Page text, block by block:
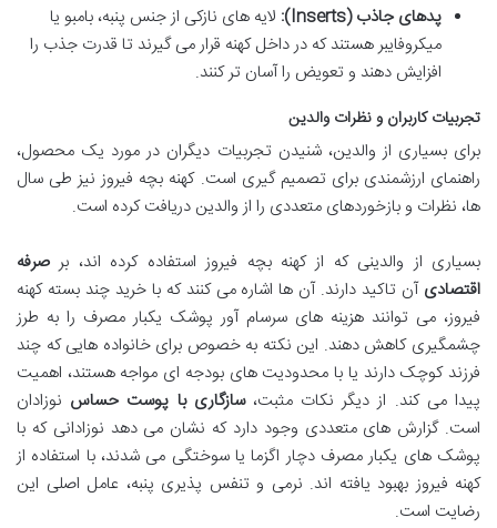
پدهای جاذب (Inserts):
لایه های نازکی از جنس پنبه، بامبو یا
میکروفایبر هستند که در داخل کهنه قرار می گیرند تا قدرت جذب را
افزایش دهند و تعویض را آسان تر کنند.
تجربیات کاربران و نظرات والدین
برای بسیاری از والدین، شنیدن تجربیات دیگران در مورد یک محصول،
راهنمای ارزشمندی برای تصمیم گیری است. کهنه بچه فیروز نیز طی سال
ها، نظرات و بازخوردهای متعددی را از والدین دریافت کرده است.
بسیاری از والدینی که از کهنه بچه فیروز استفاده کرده اند، بر صرفه
اقتصادی آن تاکید دارند. آن ها اشاره می کنند که با خرید چند بسته کهنه
فیروز، می توانند هزینه های سرسام آور پوشک یکبار مصرف را به طرز
چشمگیری کاهش دهند. این نکته به خصوص برای خانواده هایی که چند
فرزند کوچک دارند یا با محدودیت های بودجه ای مواجه هستند، اهمیت
پیدا می کند. از دیگر نکات مثبت،سازگاری با پوست حساس نوزادان
است. گزارش های متعددی وجود دارد که نشان می دهد نوزادانی که با
پوشک های یکبار مصرف دچار اگزما یا سوختگی می شدند، با استفاده از
کهنه فیروز بهبود یافته اند. نرمی و تنفس پذیری پنبه، عامل اصلی این
رضایت است.